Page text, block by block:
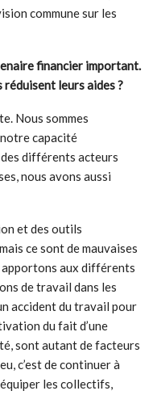
commune sur les
financier important.
leurs aides ?
Nous sommes
capacité
différents acteurs
nous avons aussi
et des outils
ce sont de mauvaises
apportons aux différents
de travail dans les
accident du travail pour
du fait d’une
sont autant de facteurs
c’est de continuer à
les collectifs,